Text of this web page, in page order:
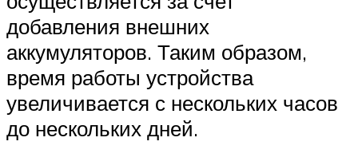
добавления внешних
аккумуляторов. Таким образом,
время работы устройства
увеличивается с нескольких часов
до нескольких дней.